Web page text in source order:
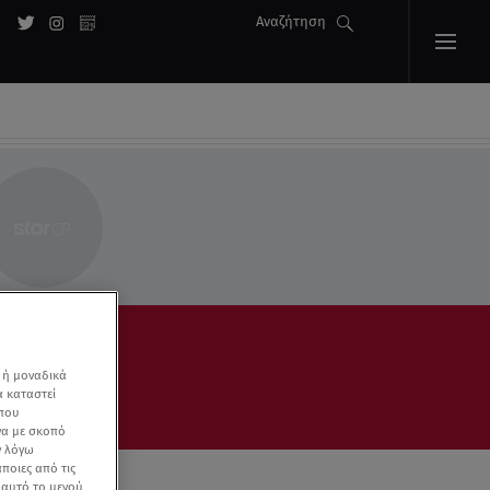
Αναζήτηση
μοναδικά
με σκοπό
λόγω
από τις
αυτό το μενού